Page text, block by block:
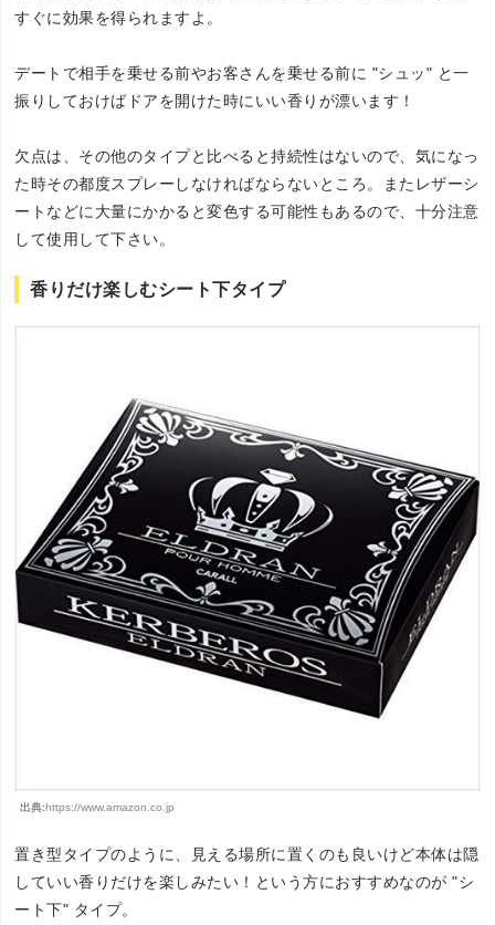
すぐに効果を得られますよ。
デートで相手を乗せる前やお客さんを乗せる前に "シュッ" と一
振りしておけばドアを開けた時にいい香りが漂います！
欠点は、その他のタイプと比べると持続性はないので、気になっ
た時その都度スプレーしなければならないところ。またレザーシ
ートなどに大量にかかると変色する可能性もあるので、十分注意
して使用して下さい。
香りだけ楽しむシート下タイプ
出典:https://www.amazon.co.jp
置き型タイプのように、見える場所に置くのも良いけど本体は隠
していい香りだけを楽しみたい！という方におすすめなのが "シ
ート下" タイプ。